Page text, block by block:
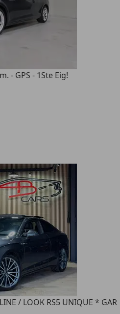
- GPS - 1Ste Eig!
/ LOOK RS5 UNIQUE * GAR